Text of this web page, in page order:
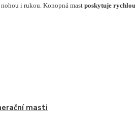
i rukou. Konopná mast poskytuje
masti